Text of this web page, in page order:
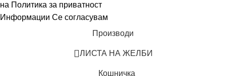
на Политика за приватност
Информации Се согласувам
Производи
ЛИСТА НА ЖЕЛБИ
Кошничка